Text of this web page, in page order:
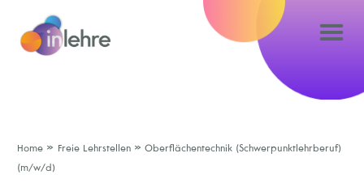
Home » Freie Lehrstellen » Oberflächentechnik (Schwerpunktlehrberuf)
(m/w/d)